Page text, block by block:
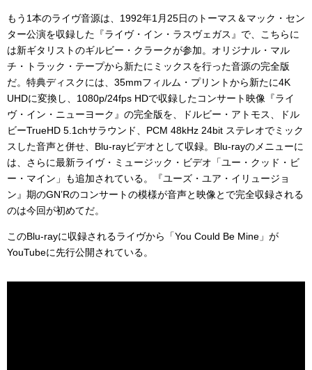
もう1本のライヴ音源は、1992年1月25日のトーマス＆マック・セン
ター公演を収録した『ライヴ・イン・ラスヴェガス』で、こちらに
は新ギタリストのギルビー・クラークが参加。オリジナル・マル
チ・トラック・テープから新たにミックスを行った音源の完全版
だ。特典ディスクには、35mmフィルム・プリントから新たに4K
UHDに変換し、1080p/24fps HDで収録したコンサート映像『ライ
ヴ・イン・ニューヨーク』の完全版を、ドルビー・アトモス、ドル
ビーTrueHD 5.1chサラウンド、PCM 48kHz 24bit ステレオでミック
スした音声と併せ、Blu-rayビデオとして収録。Blu-rayのメニューに
は、さらに最新ライヴ・ミュージック・ビデオ「ユー・クッド・ビ
ー・マイン」も追加されている。『ユーズ・ユア・イリュージョ
ン』期のGN’Rのコンサートの模様が音声と映像とで完全収録される
のは今回が初めてだ。
このBlu-rayに収録されるライヴから「You Could Be Mine」が
YouTubeに先行公開されている。